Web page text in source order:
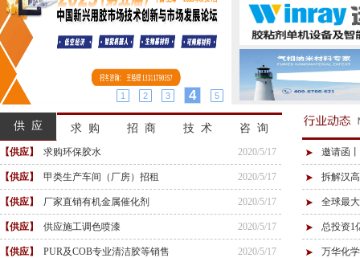
1 2 3 4 5
供 应 求 购 招 商 技 术 咨 询
【供应】 求购环保胶水 2020/5/17
【供应】 甲类生产车间（厂房）招租 2020/5/17
【供应】 厂家直销有机金属催化剂 2020/5/17
【供应】 供应施工调色喷漆 2020/5/17
【供应】 PUR及COB专业清洁胶等销售 2020/5/17
邀请函
拆解汉
全球最
总投资1
万华化